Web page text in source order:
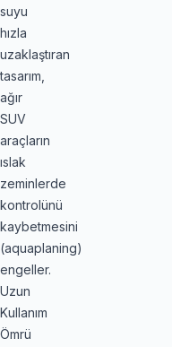
suyu
hızla
uzaklaştıran
tasarım,
ağır
SUV
araçların
ıslak
zeminlerde
kontrolünü
kaybetmesini
(aquaplaning)
engeller.
Uzun
Kullanım
Ömrü